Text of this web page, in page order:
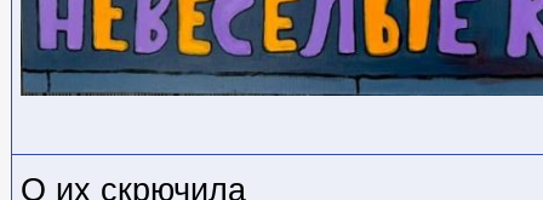
О их скрючила